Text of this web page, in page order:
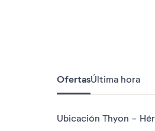
OfertasÚltima hora
Ubicación Thyon -